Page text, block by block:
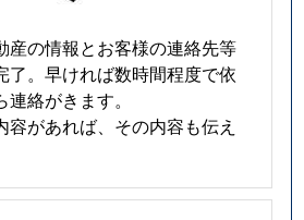
産の情報とお客様の連絡先等
了。早ければ数時間程度で依
絡がきます。
容があれば、その内容も伝え